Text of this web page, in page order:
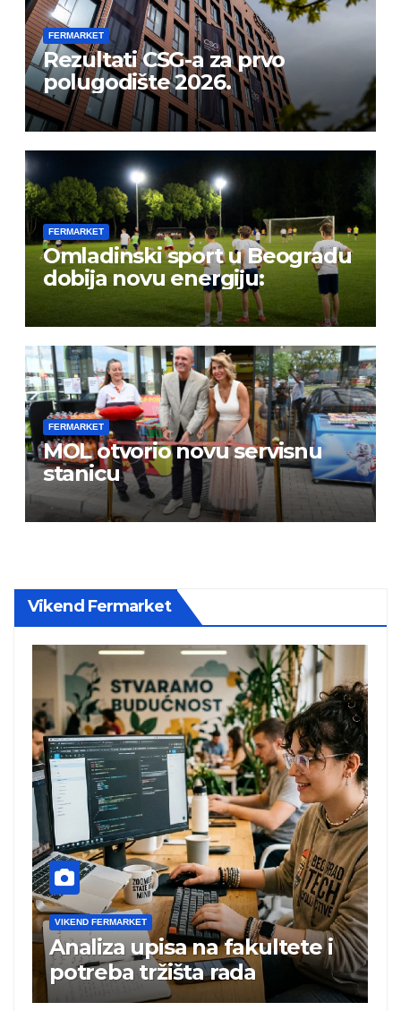
FERMARKET
Rezultati CSG-a za prvo
polugodište 2026.
FERMARKET
Omladinski sport u Beogradu
dobija novu energiju:
FERMARKET
MOL otvorio novu servisnu
stanicu
Vikend Fermarket
VIKEND FERMARKET
Charli xcx postala prva
britanska pevačica sa dva
albuma na prvom mestu u